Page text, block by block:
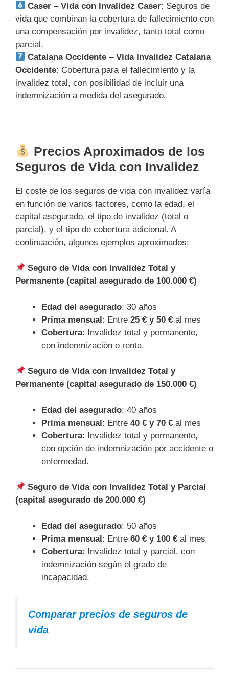
Caser –Vida con Invalidez Caser: Seguros de
vida que combinan la cobertura de fallecimiento con
una compensación por invalidez, tanto total como
parcial.
Catalana Occidente –Vida Invalidez Catalana
Occidente: Cobertura para el fallecimiento y la
invalidez total, con posibilidad de incluir una
indemnización a medida del asegurado.
Precios Aproximados de los
Seguros de Vida con Invalidez
El coste de los seguros de vida con invalidez varía
en función de varios factores, como la edad, el
capital asegurado, el tipo de invalidez (total o
parcial), y el tipo de cobertura adicional. A
continuación, algunos ejemplos aproximados:
Seguro de Vida con Invalidez Total y
Permanente (capital asegurado de 100.000 €)
Edad del asegurado: 30 años
Prima mensual: Entre 25 € y 50 € al mes
Cobertura: Invalidez total y permanente,
con indemnización o renta.
Seguro de Vida con Invalidez Total y
Permanente (capital asegurado de 150.000 €)
Edad del asegurado: 40 años
Prima mensual: Entre 40 € y 70 € al mes
Cobertura: Invalidez total y permanente,
con opción de indemnización por accidente o
enfermedad.
Seguro de Vida con Invalidez Total y Parcial
(capital asegurado de 200.000 €)
Edad del asegurado: 50 años
Prima mensual: Entre 60 € y 100 € al mes
Cobertura: Invalidez total y parcial, con
indemnización según el grado de
incapacidad.
Comparar precios de seguros de
vida